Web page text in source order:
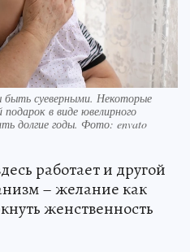
быть суеверными. Некоторые
в виде ювелирного
долгие годы. Фото: envato
работает и другой
– желание как
женственность